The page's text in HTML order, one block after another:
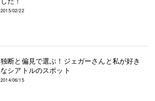
2015/02/22
独断と偏見で選ぶ！ジェガーさんと私が好き
なシアトルのスポット
2014/06/15